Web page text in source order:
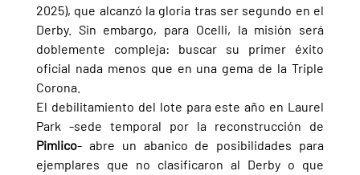
2025), que alcanzó la gloria tras ser segundo en el
Derby. Sin embargo, para Ocelli, la misión será
doblemente compleja: buscar su primer éxito
oficial nada menos que en una gema de la Triple
Corona.
El debilitamiento del lote para este año en Laurel
Pimlico- abre un abanico de posibilidades para
ejemplares que no clasificaron al Derby o que